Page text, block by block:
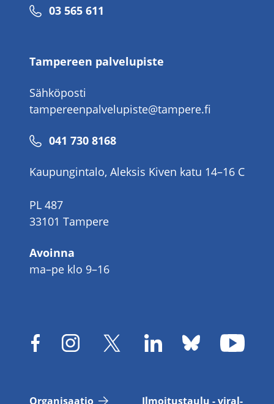
Puhelinnumero
03 565 611
Tampereen palvelupiste
Sähköposti
tampereenpalvelupiste@tampere.fi
Puhelinnumero
041 730 8168
Kaupungintalo, Aleksis Kiven katu 14–16 C
PL 487
33101 Tampere
Avoinna
ma–pe klo 9–16
Or­ga­ni­saa­tio
Il­moi­tus­tau­lu - vi­ral­